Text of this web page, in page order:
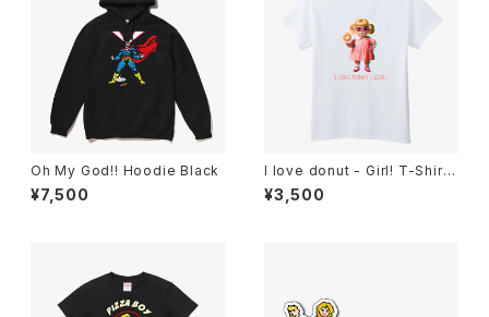
Oh My God!! Hoodie Black
¥7,500
I love donut - Girl! T-Shirt
White
¥3,500